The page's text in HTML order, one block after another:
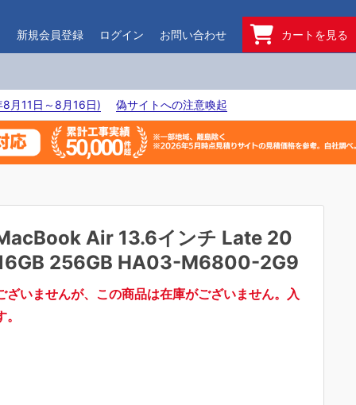
新規会員登録 ログイン お問い合わせ カートを見る
月11日～8月16日) 偽サイトへの注意喚起
Air 13.6インチ Late 20
256GB HA03-M6800-2G9
ざいませんが、この商品は在庫がございません。入